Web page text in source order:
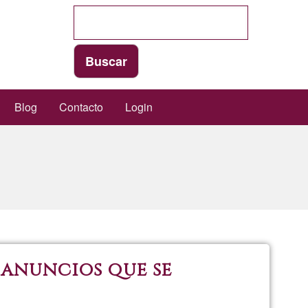
Blog Contacto Login
que se